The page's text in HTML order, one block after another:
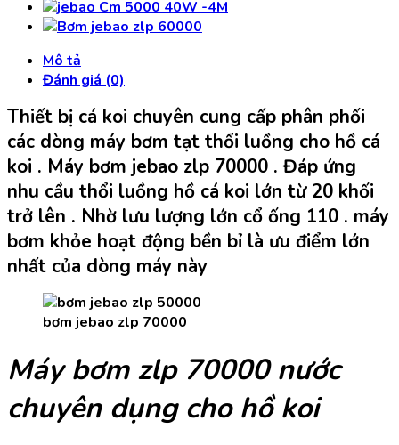
zlp
70000
Bơm
Tạt
Thổi
luồng
hồ
cá
koi
số
lượng
Mô tả
Đánh giá (0)
Thiết bị cá koi chuyên cung cấp phân phối
các dòng máy bơm tạt thổi luồng cho hồ cá
koi . Máy bơm jebao zlp 70000 . Đáp ứng
nhu cầu thổi luồng hồ cá koi lớn từ 20 khối
trở lên . Nhờ lưu lượng lớn cổ ống 110 . máy
bơm khỏe hoạt động bền bỉ là ưu điểm lớn
nhất của dòng máy này
bơm jebao zlp 70000
Máy bơm zlp 70000 nước
chuyên dụng cho hồ koi